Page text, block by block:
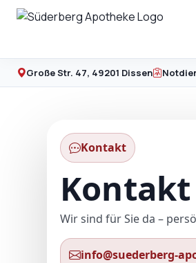
Große Str. 47, 49201 Dissen
Zum
Kontakt
Kontakt
Wir sind für Sie da –
info@suederberg-